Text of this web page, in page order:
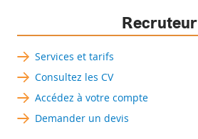
Recruteur
Services et tarifs
Consultez les CV
Accédez à votre compte
Demander un devis